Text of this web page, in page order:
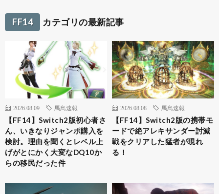
FF14 カテゴリの最新記事
2026.08.09 馬鳥速報
【FF14】Switch2版初心者さ
ん、いきなりジャンポ購入を
検討。理由を聞くとレベル上
げがとにかく大変なDQ10か
らの移民だった件
2026.08.08 馬鳥速報
【FF14】Switch2版の携帯モ
ードで絶アレキサンダー討滅
戦をクリアした猛者が現れ
る！